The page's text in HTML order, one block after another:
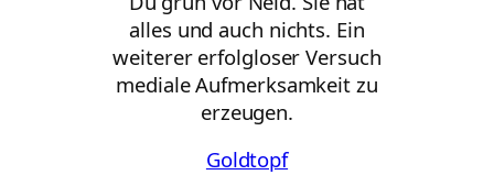
alles und auch nichts. Ein
weiterer erfolgloser Versuch
mediale Aufmerksamkeit zu
erzeugen.
Goldtopf